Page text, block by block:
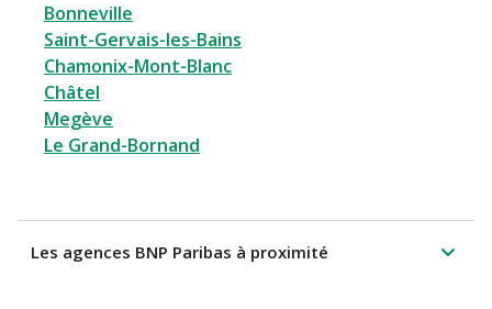
Bonneville
Saint-Gervais-les-Bains
Chamonix-Mont-Blanc
Châtel
Megève
Le Grand-Bornand
Les agences BNP Paribas à proximité